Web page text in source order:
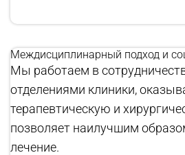
Междисциплинарный подход и
Мы работаем в
отделениями клиники,
терапевтическую и
позволяет наилучшим
лечение.